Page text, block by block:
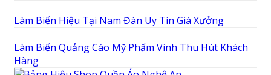
Làm Biển Hiệu Tại Nam Đàn Uy Tín Giá Xưởng
Làm Biển Quảng Cáo Mỹ Phẩm Vinh Thu Hút Khách
Hàng